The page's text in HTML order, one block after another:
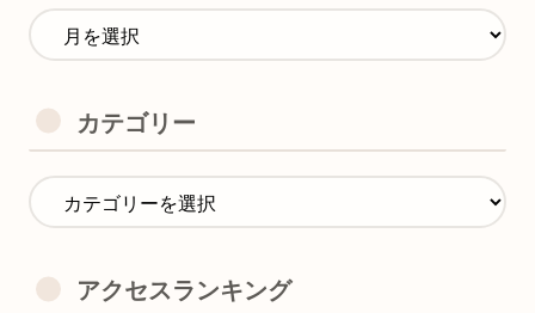
カテゴリー
アクセスランキング